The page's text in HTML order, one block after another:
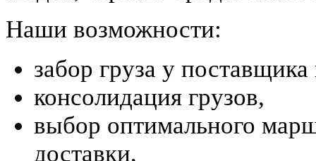
Наши возможности:
забор груза у
консолидация грузов,
выбор оптимального
доставки,